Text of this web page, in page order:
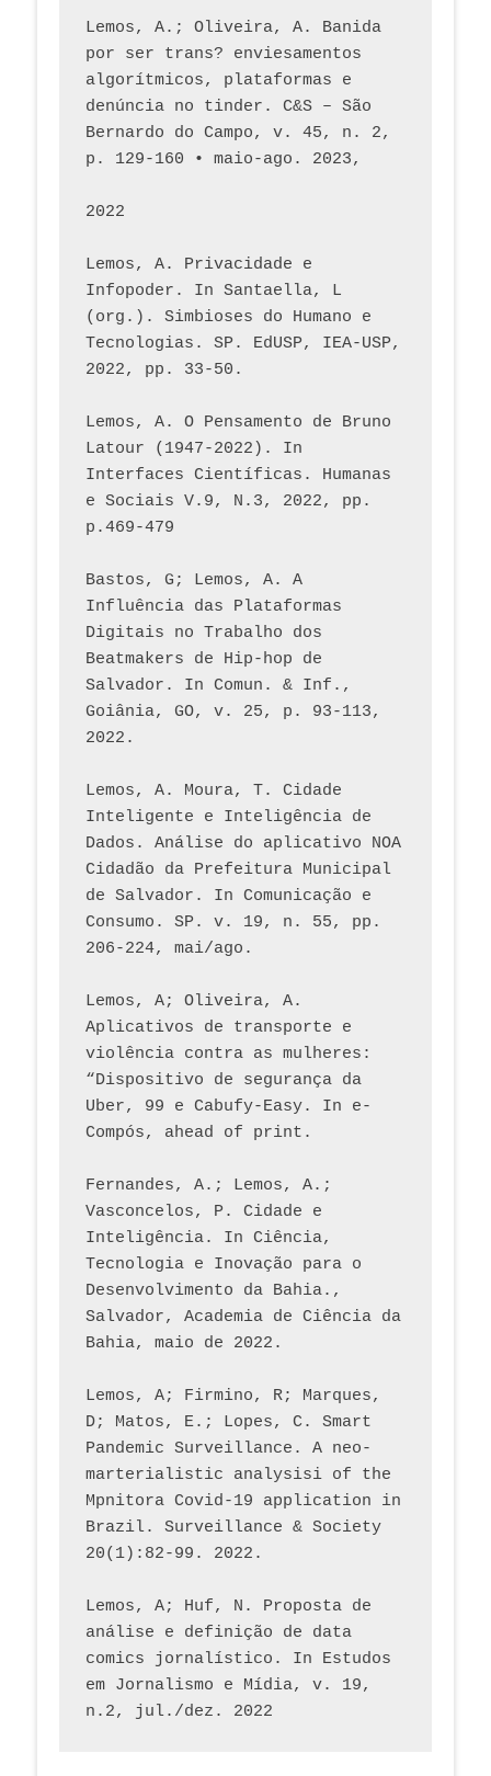
Lemos, A.; Oliveira, A. Banida
por ser trans? enviesamentos
algorítmicos, plataformas e
denúncia no tinder. C&S – São
Bernardo do Campo, v. 45, n. 2,
p. 129-160 • maio-ago. 2023,
2022
Lemos, A. Privacidade e
Infopoder. In Santaella, L
(org.). Simbioses do Humano e
Tecnologias. SP. EdUSP, IEA-USP,
2022, pp. 33-50.
Lemos, A. O Pensamento de Bruno
Latour (1947-2022). In
Interfaces Científicas. Humanas
e Sociais V.9, N.3, 2022, pp.
p.469-479
Bastos, G; Lemos, A. A
Influência das Plataformas
Digitais no Trabalho dos
Beatmakers de Hip-hop de
Salvador. In Comun. & Inf.,
Goiânia, GO, v. 25, p. 93-113,
2022.
Lemos, A. Moura, T. Cidade
Inteligente e Inteligência de
Dados. Análise do aplicativo NOA
Cidadão da Prefeitura Municipal
de Salvador. In Comunicação e
Consumo. SP. v. 19, n. 55, pp.
206-224, mai/ago.
Lemos, A; Oliveira, A.
Aplicativos de transporte e
violência contra as mulheres:
“Dispositivo de segurança da
Uber, 99 e Cabufy-Easy. In e-
Compós, ahead of print.
Fernandes, A.; Lemos, A.;
Vasconcelos, P. Cidade e
Inteligência. In Ciência,
Tecnologia e Inovação para o
Desenvolvimento da Bahia.,
Salvador, Academia de Ciência da
Bahia, maio de 2022.
Lemos, A; Firmino, R; Marques,
D; Matos, E.; Lopes, C. Smart
Pandemic Surveillance. A neo-
marterialistic analysisi of the
Mpnitora Covid-19 application in
Brazil. Surveillance & Society
20(1):82-99. 2022.
Lemos, A; Huf, N. Proposta de
análise e definição de data
comics jornalístico. In Estudos
em Jornalismo e Mídia, v. 19,
n.2, jul./dez. 2022